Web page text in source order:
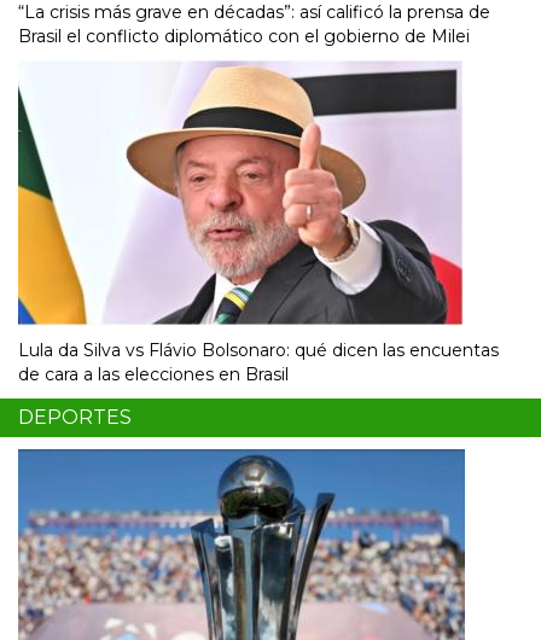
“La crisis más grave en décadas”: así calificó la prensa de
Brasil el conflicto diplomático con el gobierno de Milei
Lula da Silva vs Flávio Bolsonaro: qué dicen las encuentas
de cara a las elecciones en Brasil
DEPORTES